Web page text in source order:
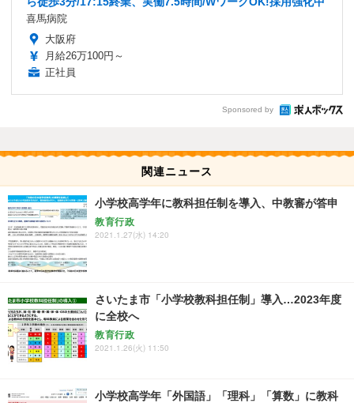
喜馬病院
大阪府
月給26万100円～
正社員
Sponsored by
関連ニュース
小学校高学年に教科担任制を導入、中教審が答申
教育行政
2021.1.27(水) 14:20
さいたま市「小学校教科担任制」導入…2023年度
に全校へ
教育行政
2021.1.26(火) 11:50
小学校高学年「外国語」「理科」「算数」に教科